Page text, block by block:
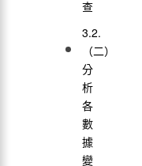
查
（二）
分
析
各
數
據
變